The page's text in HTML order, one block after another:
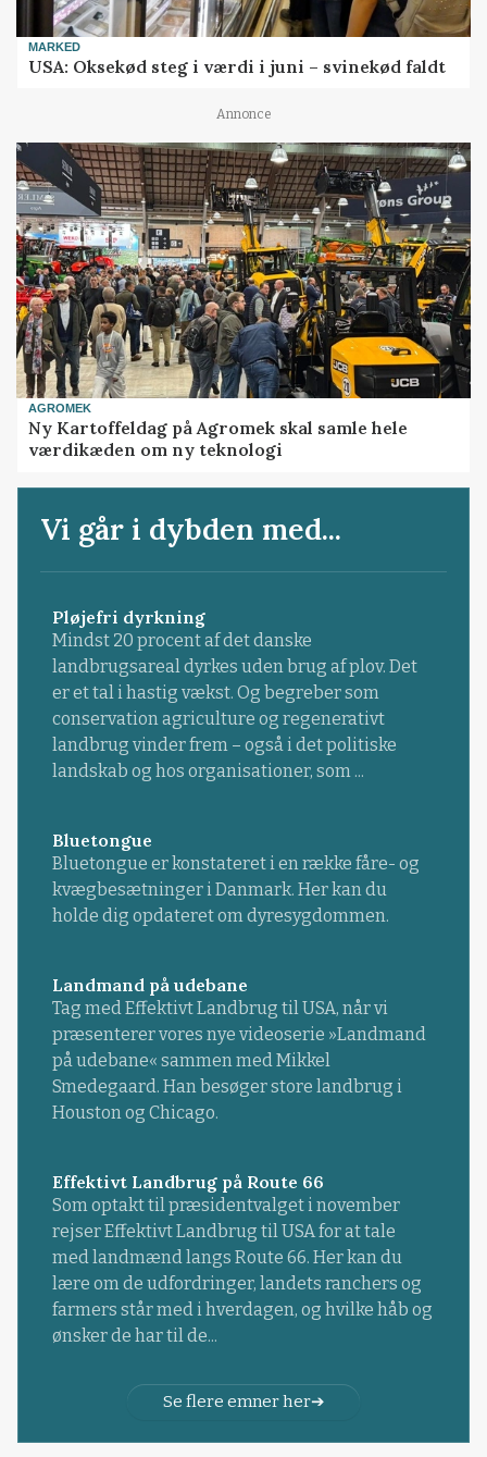
MARKED
USA: Oksekød steg i værdi i juni – svinekød faldt
Annonce
AGROMEK
Ny Kartoffeldag på Agromek skal samle hele
værdikæden om ny teknologi
Vi går i dybden med...
Pløjefri dyrkning
Mindst 20 procent af det danske
landbrugsareal dyrkes uden brug af plov. Det
er et tal i hastig vækst. Og begreber som
conservation agriculture og regenerativt
landbrug vinder frem – også i det politiske
landskab og hos organisationer, som ...
Bluetongue
Bluetongue er konstateret i en række fåre- og
kvægbesætninger i Danmark. Her kan du
holde dig opdateret om dyresygdommen.
Landmand på udebane
Tag med Effektivt Landbrug til USA, når vi
præsenterer vores nye videoserie »Landmand
på udebane« sammen med Mikkel
Smedegaard. Han besøger store landbrug i
Houston og Chicago.
Effektivt Landbrug på Route 66
Som optakt til præsidentvalget i november
rejser Effektivt Landbrug til USA for at tale
med landmænd langs Route 66. Her kan du
lære om de udfordringer, landets ranchers og
farmers står med i hverdagen, og hvilke håb og
ønsker de har til de...
Se flere emner her